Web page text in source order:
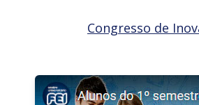
Congresso de